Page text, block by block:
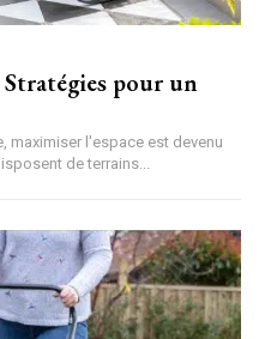
pour un
maximiser l'espace est devenu
de terrains...